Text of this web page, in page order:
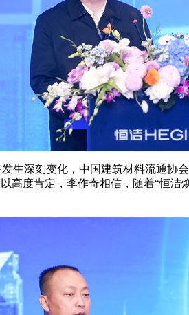
深刻变化，中国建筑材料流通协会
高度肯定，李作奇相信，随着“恒